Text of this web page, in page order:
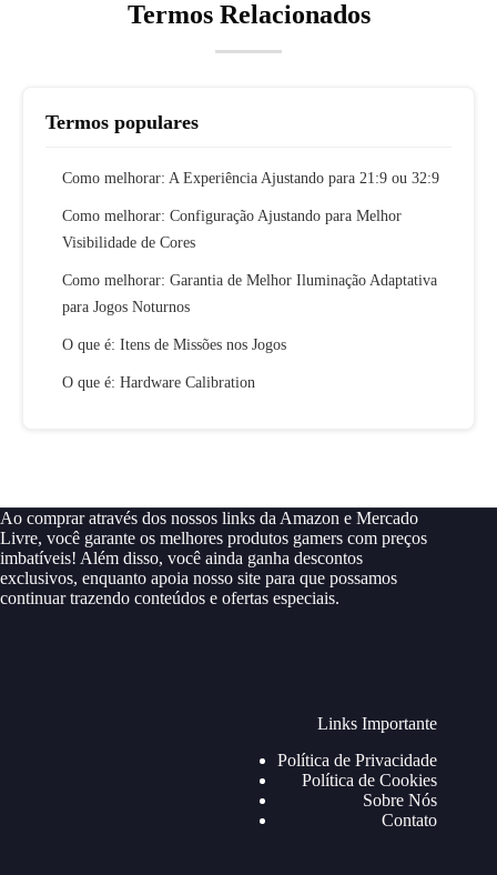
Termos Relacionados
Termos populares
Como melhorar: A Experiência Ajustando para 21:9 ou 32:9
Como melhorar: Configuração Ajustando para Melhor
Visibilidade de Cores
Como melhorar: Garantia de Melhor Iluminação Adaptativa
para Jogos Noturnos
O que é: Itens de Missões nos Jogos
O que é: Hardware Calibration
Ao comprar através dos nossos links da Amazon e Mercado
Livre, você garante os melhores produtos gamers com preços
imbatíveis! Além disso, você ainda ganha descontos
exclusivos, enquanto apoia nosso site para que possamos
continuar trazendo conteúdos e ofertas especiais.
Links Importante
Política de Privacidade
Política de Cookies
Sobre Nós
Contato